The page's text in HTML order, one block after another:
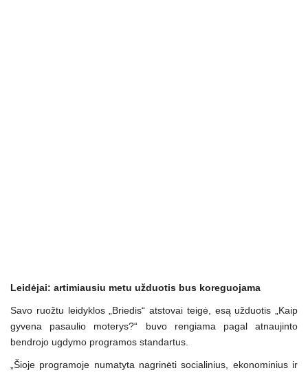
Leidėjai: artimiausiu metu užduotis bus koreguojama
Savo ruožtu leidyklos „Briedis“ atstovai teigė, esą užduotis „Kaip
gyvena pasaulio moterys?“ buvo rengiama pagal atnaujinto
bendrojo ugdymo programos standartus.
„Šioje programoje numatyta nagrinėti socialinius, ekonominius ir